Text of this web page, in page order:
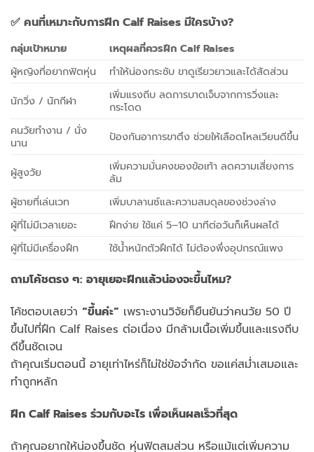
✅ คนที่เหมาะกับการฝึก Calf Raises มีใครบ้าง?
กลุ่มเป้าหมาย เหตุผลที่ควรฝึก Calf Raises
ผู้หญิงที่อยากฟิตหุ่น
ทำให้น่องกระชับ ขาดูเรียวยาวและได้สัดส่วน
นักวิ่ง / นักกีฬา
เพิ่มแรงถีบ ลดการบาดเจ็บจากการวิ่งและ
กระโดด
คนวัยทำงาน / นั่ง
นาน
ป้องกันอาการขาตึง ช่วยให้เลือดไหลเวียนดีขึ้น
ผู้สูงวัย
เพิ่มความมั่นคงของข้อเท้า ลดความเสี่ยงการ
ล้ม
ผู้ชายที่เล่นเวท
เพิ่มบาลานซ์และความสมดุลของช่วงล่าง
ผู้ที่ไม่มีเวลาเยอะ
ฝึกง่าย ใช้แค่ 5–10 นาทีต่อวันก็เห็นผลได้
ผู้ที่ไม่มีเครื่องฝึก
ใช้น้ำหนักตัวฝึกได้ ไม่ต้องพึ่งอุปกรณ์แพง
ถามโค้ชตรง ๆ: อายุเยอะฝึกแล้วน่องจะขึ้นไหม?
โค้ชตอบเลยว่า “ขึ้นค่ะ” เพราะงานวิจัยก็ยืนยันว่าคนวัย 50 ปี
ขึ้นไปที่ฝึก Calf Raises ต่อเนื่อง มีกล้ามเนื้อเพิ่มขึ้นและแรงถีบ
ดีขึ้นชัดเจน
ถ้าคุณเริ่มตอนนี้ อายุเท่าไหร่ก็ไม่ใช่ข้อจำกัด ขอแค่สม่ำเสมอและ
ทำถูกหลัก
ฝึก Calf Raises ร่วมกับอะไร เพื่อเห็นผลเร็วที่สุด
ถ้าคุณอยากให้น่องขึ้นชัด หุ่นฟิตสมส่วน หรือแม้แต่เพิ่มความ